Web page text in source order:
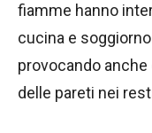
fiamme hanno
cucina e
provocando
delle pareti nei